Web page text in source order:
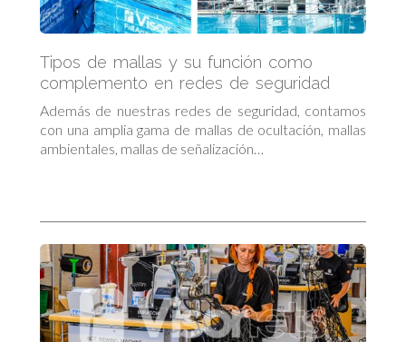
Tipos de mallas y su función como
complemento en redes de seguridad
Además de nuestras redes de seguridad, contamos
con una amplia gama de mallas de ocultación, mallas
ambientales, mallas de señalización…